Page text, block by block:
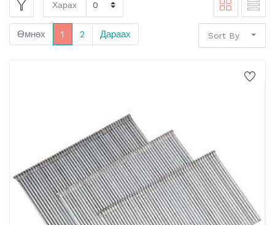
Харах
Өмнөх 1 2 Дараах Sort By